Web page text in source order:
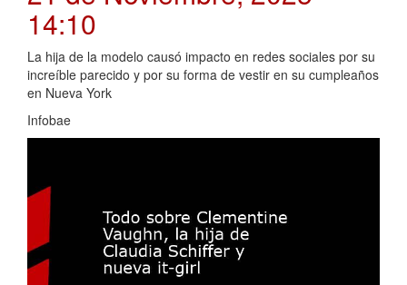
14:10
La hija de la modelo causó impacto en redes sociales por su
increíble parecido y por su forma de vestir en su cumpleaños
en Nueva York
Infobae